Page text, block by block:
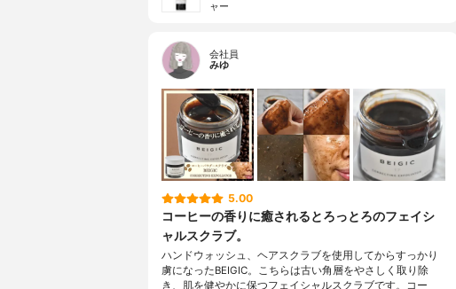
ャー
会社員
みゆ
5.00
コーヒーの香りに癒されるとろっとろのフェイシ
ャルスクラブ。
ハンドウォッシュ、ヘアスクラブを使用してからすっかり
虜になったBEIGIC。こちらは古い角層をやさしく取り除
き、肌を健やかに保つフェイシャルスクラブです。コー